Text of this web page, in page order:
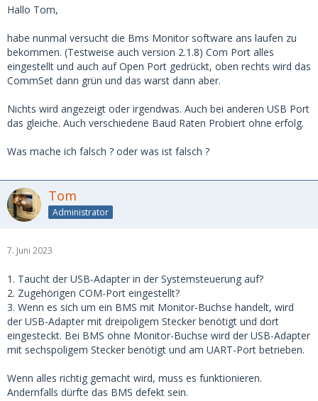
Hallo Tom,
habe nunmal versucht die Bms Monitor software ans laufen zu
bekommen. (Testweise auch version 2.1.8) Com Port alles
eingestellt und auch auf Open Port gedrückt, oben rechts wird das
CommSet dann grün und das warst dann aber.
Nichts wird angezeigt oder irgendwas. Auch bei anderen USB Port
das gleiche. Auch verschiedene Baud Raten Probiert ohne erfolg.
Was mache ich falsch ? oder was ist falsch ?
Tom
Administrator
7. Juni 2023
1. Taucht der USB-Adapter in der Systemsteuerung auf?
2. Zugehörigen COM-Port eingestellt?
3. Wenn es sich um ein BMS mit Monitor-Buchse handelt, wird
der USB-Adapter mit dreipoligem Stecker benötigt und dort
eingesteckt. Bei BMS ohne Monitor-Buchse wird der USB-Adapter
mit sechspoligem Stecker benötigt und am UART-Port betrieben.
Wenn alles richtig gemacht wird, muss es funktionieren.
Andernfalls dürfte das BMS defekt sein.